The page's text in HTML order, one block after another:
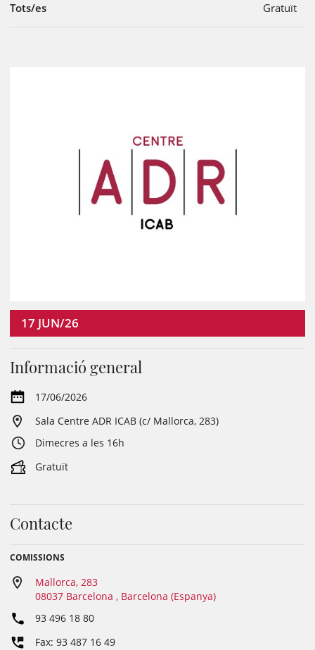
Tots/es Gratuït
17 JUN/26
Informació general
17/06/2026
Sala Centre ADR ICAB (c/ Mallorca, 283)
Dimecres a les 16h
Gratuït
Contacte
COMISSIONS
Mallorca, 283
08037 Barcelona , Barcelona (Espanya)
93 496 18 80
Fax: 93 487 16 49